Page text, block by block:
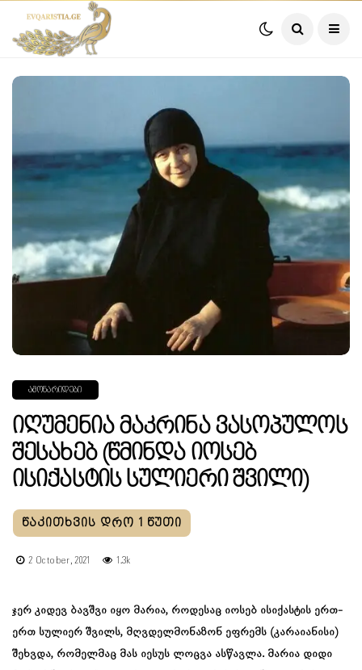
ᲐᲛᲝᲜᲐᲠᲘᲓᲔᲑᲘ
Იღუმენია Მაკრინა Ვასოპულოს
Შესახებ (წმინდა Იოსებ
Ისიქასტის Სულიერი Შვილი)
2 October, 2021 1.3k
ჯერ კიდევ ბავშვი იყო მარია, როდესაც იოსებ ისიქასტის ერთ-
ერთ სულიერ შვილს, მღვდელმონაზონ ეფრემს (კარაიანისი)
შეხვდა, რომელმაც მას იესუს ლოცვა ასწავლა. მარია დიდი